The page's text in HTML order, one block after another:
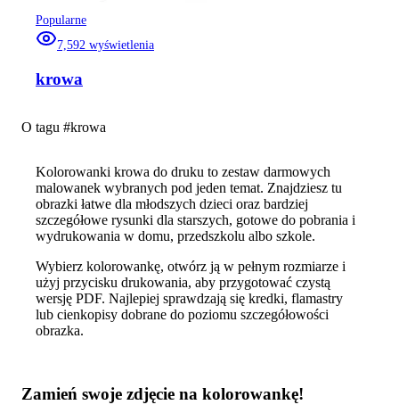
Popularne
7,592 wyświetlenia
krowa
O tagu #krowa
Kolorowanki krowa do druku to zestaw darmowych
malowanek wybranych pod jeden temat. Znajdziesz tu
obrazki łatwe dla młodszych dzieci oraz bardziej
szczegółowe rysunki dla starszych, gotowe do pobrania i
wydrukowania w domu, przedszkolu albo szkole.
Wybierz kolorowankę, otwórz ją w pełnym rozmiarze i
użyj przycisku drukowania, aby przygotować czystą
wersję PDF. Najlepiej sprawdzają się kredki, flamastry
lub cienkopisy dobrane do poziomu szczegółowości
obrazka.
Zamień swoje zdjęcie na kolorowankę!